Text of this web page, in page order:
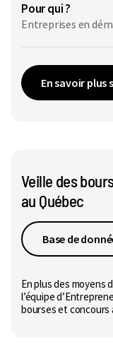
Pour qui ?
Entreprises en
En savoir plus
Veille des
au Québec
Base de
En plus des moyens
l’équipe
bourses et concours